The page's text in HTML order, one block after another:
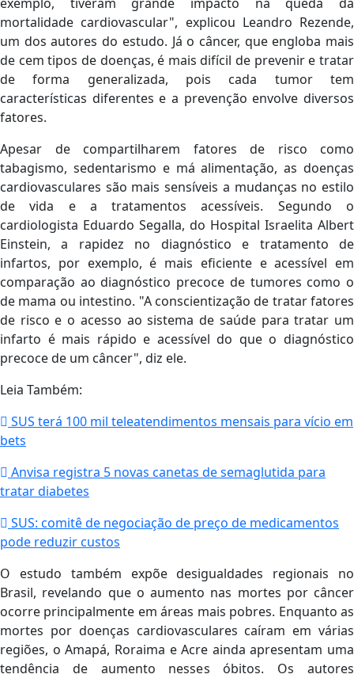
mortalidade cardiovascular", explicou Leandro Rezende,
um dos autores do estudo. Já o câncer, que engloba mais
de cem tipos de doenças, é mais difícil de prevenir e tratar
de forma generalizada, pois cada tumor tem
características diferentes e a prevenção envolve diversos
fatores.
Apesar de compartilharem fatores de risco como
tabagismo, sedentarismo e má alimentação, as doenças
cardiovasculares são mais sensíveis a mudanças no estilo
de vida e a tratamentos acessíveis. Segundo o
cardiologista Eduardo Segalla, do Hospital Israelita Albert
Einstein, a rapidez no diagnóstico e tratamento de
infartos, por exemplo, é mais eficiente e acessível em
comparação ao diagnóstico precoce de tumores como o
de mama ou intestino. "A conscientização de tratar fatores
de risco e o acesso ao sistema de saúde para tratar um
infarto é mais rápido e acessível do que o diagnóstico
precoce de um câncer", diz ele.
Leia Também:
SUS terá 100 mil teleatendimentos mensais para vício em
bets
Anvisa registra 5 novas canetas de semaglutida para
tratar diabetes
SUS: comitê de negociação de preço de medicamentos
pode reduzir custos
O estudo também expõe desigualdades regionais no
Brasil, revelando que o aumento nas mortes por câncer
ocorre principalmente em áreas mais pobres. Enquanto as
mortes por doenças cardiovasculares caíram em várias
regiões, o Amapá, Roraima e Acre ainda apresentam uma
tendência de aumento nesses óbitos. Os autores